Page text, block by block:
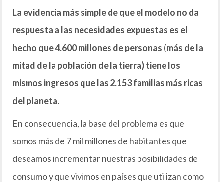
La evidencia más simple de que el modelo no da
respuesta a las necesidades expuestas es el
hecho que 4.600 millones de personas (más de la
mitad de la población de la tierra) tiene los
mismos ingresos que las 2.153 familias más ricas
del planeta.
En consecuencia, la base del problema es que
somos más de 7 mil millones de habitantes que
deseamos incrementar nuestras posibilidades de
consumo y que vivimos en países que utilizan como